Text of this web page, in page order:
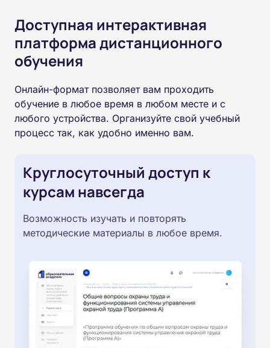
Доступная интерактивная
платформа дистанционного
обучения
Онлайн-формат позволяет вам проходить
обучение в любое время в любом месте и с
любого устройства. Организуйте свой учебный
процесс так, как удобно именно вам.
Круглосуточный доступ к
курсам навсегда
Возможность изучать и повторять
методические материалы в любое время.